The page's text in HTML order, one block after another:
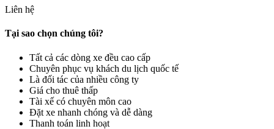
Liên hệ
Tại sao chọn chúng tôi?
Tất cả các dòng xe đều cao cấp
Chuyên phục vụ khách du lịch quốc tế
Là đối tác của nhiều công ty
Giá cho thuê thấp
Tài xế có chuyên môn cao
Đặt xe nhanh chóng và dễ dàng
Thanh toán linh hoạt